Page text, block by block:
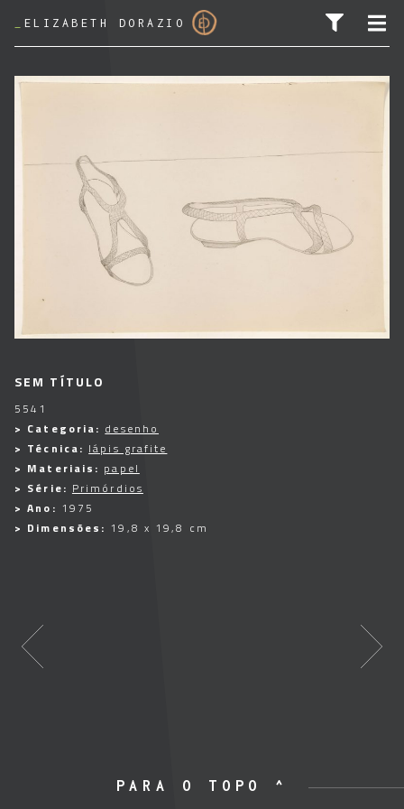
ELIZABETH DORAZIO
PESQUISAR POR:
SEM TÍTULO
5541
> Categoria: desenho
> Técnica: lápis grafite
> Materiais: papel
> Série: Primórdios
> Ano: 1975
> Dimensões: 19,8 x 19,8 cm
PARA O TOPO ^